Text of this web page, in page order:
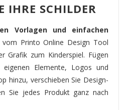
IHRE SCHILDER
Vorlagen und einfachen
vom Printo Online Design Tool
Grafik zum Kinderspiel. Fügen
Elemente, Logos und
hinzu, verschieben Sie Design-
Sie jedes Produkt ganz nach